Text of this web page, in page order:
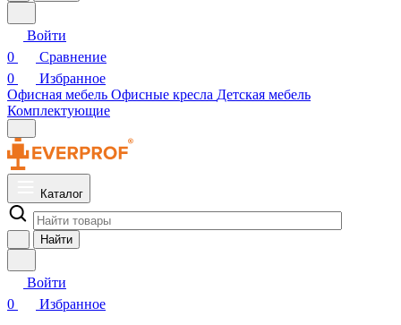
Войти
0
Сравнение
0
Избранное
Офисная мебель Офисные кресла Детская мебель
Комплектующие
Каталог
Найти
Войти
0
Избранное